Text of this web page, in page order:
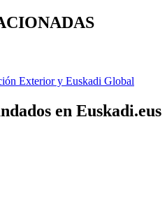
Exterior y Euskadi Global
en Euskadi.eus